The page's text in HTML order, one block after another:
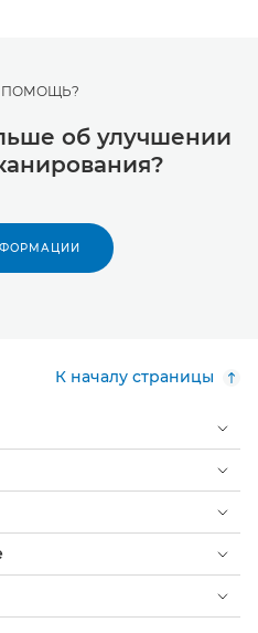
об улучшении
К началу страницы